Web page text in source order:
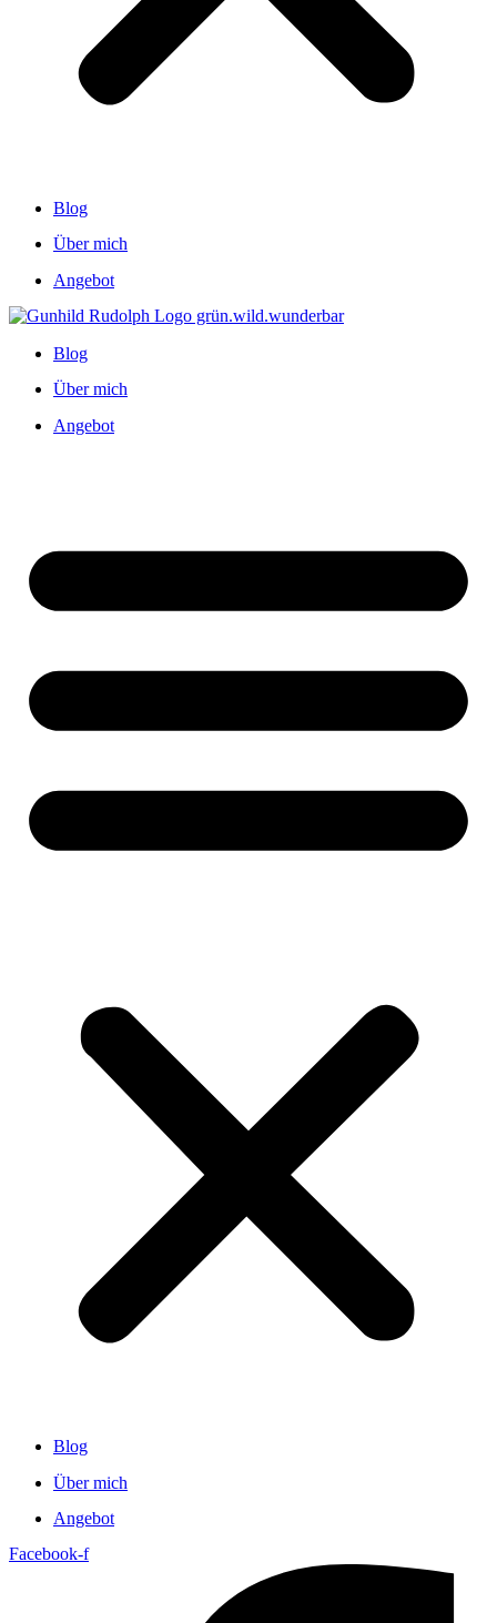
Blog
Über mich
Angebot
Blog
Über mich
Angebot
Blog
Über mich
Angebot
Facebook-f